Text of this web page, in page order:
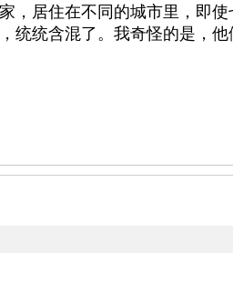
，居住在不同的城市里，即
统统含混了。我奇怪的是，